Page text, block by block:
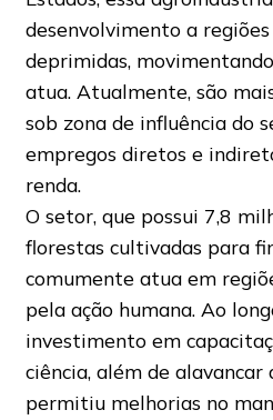
desenvolvimento a
deprimidas,
atua. Atualmente, são
sob zona de influência do
empregos diretos e
renda.
O setor, que possui 7,8
florestas cultivadas para
comumente atua em
pela ação humana. Ao
investimento em
ciência, além de
permitiu melhorias no